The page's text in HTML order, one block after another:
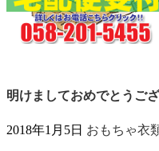
明けましておめでとうござ
2018年1月5日 おもちゃ衣